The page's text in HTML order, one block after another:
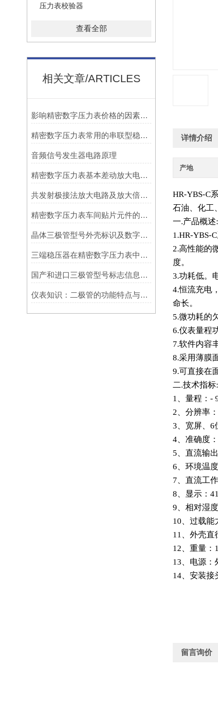
压力表校验器
查看全部
相关文章/ARTICLES
影响精密数字压力表价格的因素有哪些？
精密数字压力表常用的串联型稳压电路介绍
音频信号发生器电路原理
精密数字压力表基本差动放大电路分析图
共发射极接法放大电路及放大倍数和增益
精密数字压力表车间贴片元件的焊工艺
晶体三极管型号外壳标识及数字压力表中的使用
三端稳压器在精密数字压力表中起到保护作用介绍
国产和进口三极管型号标志信息的识读和检测
仪表知识：二极管的功能特点与检测应用
详情介绍
产地
HR-YBS-C
石油、化工
一.产品概述:
1.HR-YBS-
2.高性能的
度。
3.功耗低。
4.恒流充电
命长。
5.微功耗的
6.仪表量程
7.软件内容
8.采用薄膜
9.可直接在
二.技术指标:
1、量程：-
2、分辨率
3、宽屏、6
4、准确度
5、直流输
6、环境温
7、直流工
8、显示：
9、相对湿
10、过载能
11、外壳直
12、重量：
13、电源：
14、安装接
留言询价